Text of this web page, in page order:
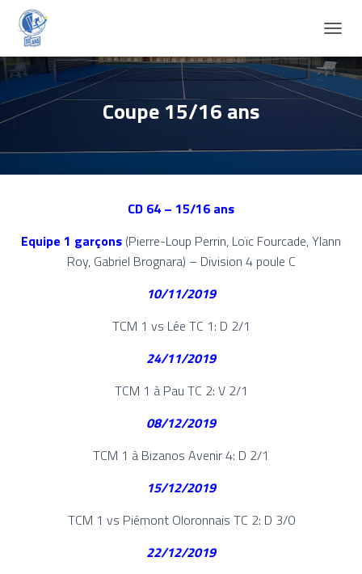
É
P
I
L
N
G
Coupe 15/16 ans
CD 64 – 15/16 ans
Equipe 1 garçons (Pierre-Loup Perrin, Loïc Fourcade, Ylann
Roy, Gabriel Brognara) – Division 4 poule C
10/11/2019
TCM 1 vs Lée TC 1: D 2/1
24/11/2019
TCM 1 à Pau TC 2: V 2/1
08/12/2019
TCM 1 à Bizanos Avenir 4: D 2/1
15/12/2019
TCM 1 vs Piémont Oloronnais TC 2: D 3/0
22/12/2019